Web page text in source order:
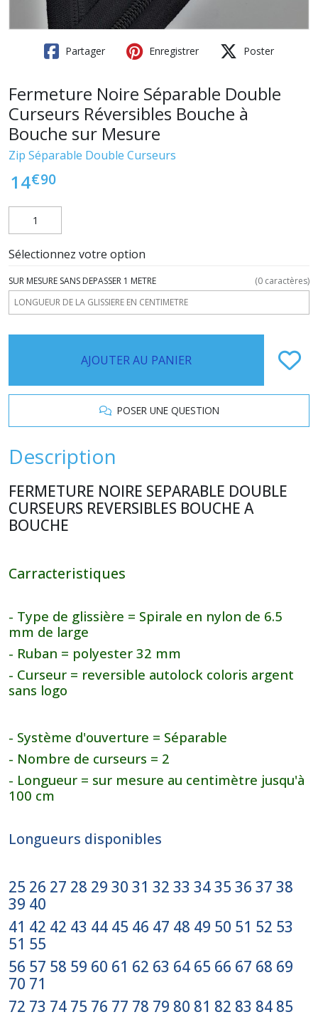
Partager Enregistrer Poster
Fermeture Noire Séparable Double
Curseurs Réversibles Bouche à
Bouche sur Mesure
Zip Séparable Double Curseurs
14€90
Sélectionnez votre option
SUR MESURE SANS DEPASSER 1 METRE (0 caractères)
AJOUTER AU PANIER
POSER UNE QUESTION
Description
FERMETURE NOIRE SEPARABLE DOUBLE
CURSEURS REVERSIBLES BOUCHE A
BOUCHE
Carracteristiques
- Type de glissière = Spirale en nylon de 6.5
mm de large
- Ruban = polyester 32 mm
- Curseur = reversible autolock coloris argent
sans logo
- Système d'ouverture = Séparable
- Nombre de curseurs = 2
- Longueur = sur mesure au centimètre jusqu'à
100 cm
Longueurs disponibles
25 26 27 28 29 30 31 32 33 34 35 36 37 38
39 40
41 42 42 43 44 45 46 47 48 49 50 51 52 53
51 55
56 57 58 59 60 61 62 63 64 65 66 67 68 69
70 71
72 73 74 75 76 77 78 79 80 81 82 83 84 85